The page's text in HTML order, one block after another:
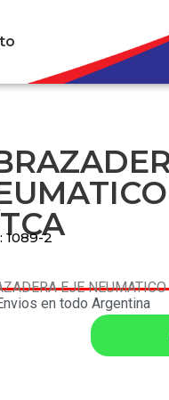
1089-2
EJE
en todo Argentina